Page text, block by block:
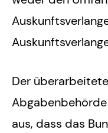
Der
aus, dass das